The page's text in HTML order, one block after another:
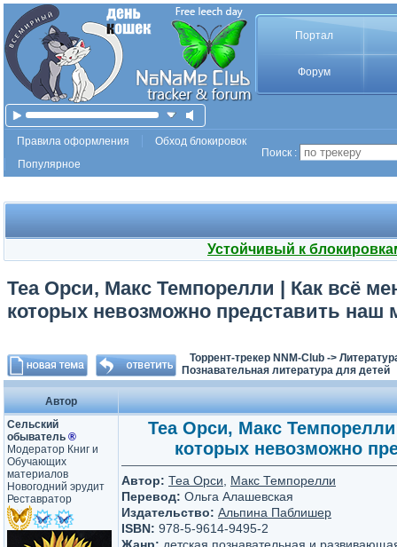
Портал
Форум
Правила оформления
Обход блокировок
Популярное
Поиск :
Устойчивый к
Теа Орси, Макс Темпорелли | Как всё
которых невозможно представить наш
Торрент-трекер NNM-Club ->
Познавательная литература для детей
Автор
Сельский
обыватель ®
Модератор Книг и
Обучающих
материалов
Новогодний эрудит
Реставратор
Теа Орси, Макс
которых невозможно
Автор: Теа Орси
Макс Темпорелли
Перевод: Ольга Алашевская
Издательство: Альпина Паблишер
ISBN: 978-5-9614-9495-2